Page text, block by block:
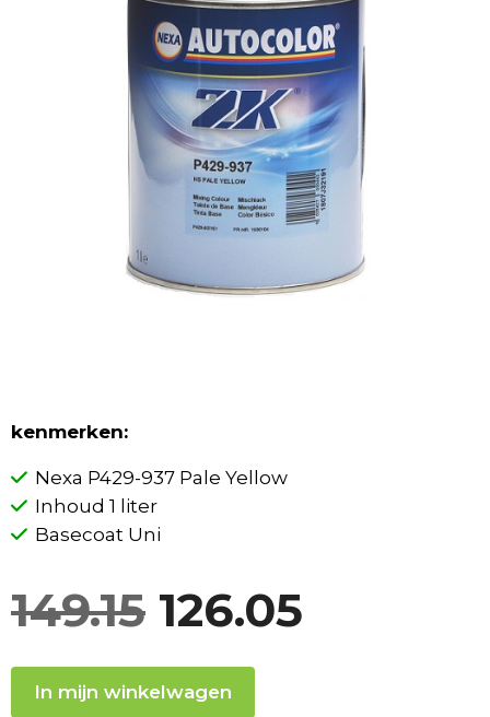
kenmerken:
Nexa P429-937 Pale Yellow
Inhoud 1 liter
Basecoat Uni
149.15
prijs
126.05
In mijn winkelwagen